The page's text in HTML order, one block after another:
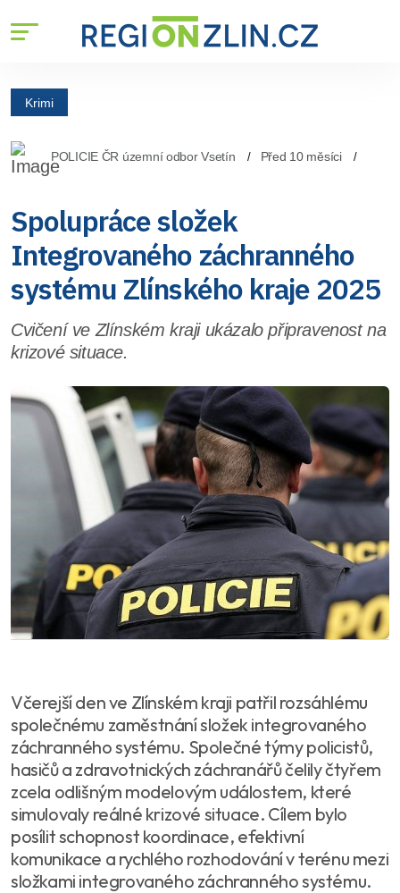
Krimi
POLICIE ČR územní odbor Vsetín Před 10 měsíci
Spolupráce složek
Integrovaného záchranného
systému Zlínského kraje 2025
Cvičení ve Zlínském kraji ukázalo připravenost na
krizové situace.
Včerejší den ve Zlínském kraji patřil rozsáhlému
společnému zaměstnání složek integrovaného
záchranného systému. Společné týmy policistů,
hasičů a zdravotnických záchranářů čelily čtyřem
zcela odlišným modelovým událostem, které
simulovaly reálné krizové situace. Cílem bylo
posílit schopnost koordinace, efektivní
komunikace a rychlého rozhodování v terénu mezi
složkami integrovaného záchranného systému.